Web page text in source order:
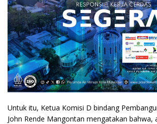
Untuk itu, Ketua Komisi D bindang
John Rende Mangontan mengatakan bahwa,